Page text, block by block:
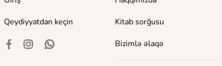
Qeydiyyatdan keçin
Kitab sorğusu
Bizimlə əlaqə